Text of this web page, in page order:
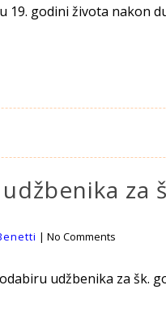
19. godini života nakon
za
|No Comments
udžbenika za šk.